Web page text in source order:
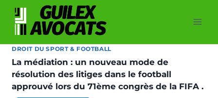
DROIT DU SPORT & FOOTBALL
La médiation : un nouveau mode de
résolution des litiges dans le football
approuvé lors du 71ème congrès de la FIFA .